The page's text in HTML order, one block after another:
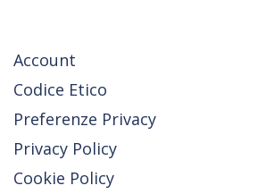
Account
Codice Etico
Preferenze Privacy
Privacy Policy
Cookie Policy